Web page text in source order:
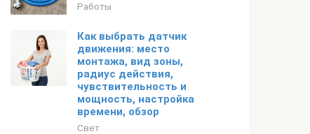
Работы
Как выбрать датчик
движения: место
монтажа, вид зоны,
радиус действия,
чувствительность и
мощность, настройка
времени, обзор
Свет